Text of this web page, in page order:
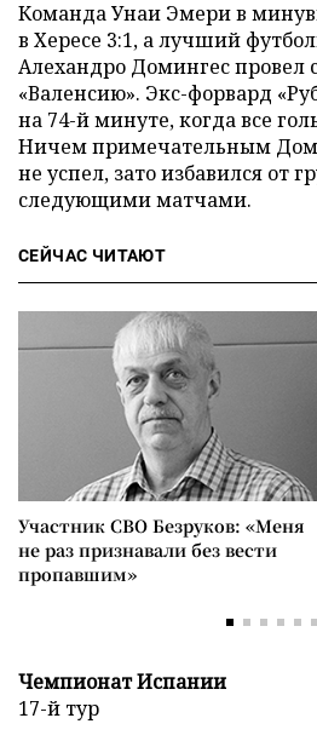
Команда Унаи Эмери в
в Хересе 3:1, а лучший
Алехандро Домингес провел
«Валенсию». Экс-форвард
на 74-й минуте, когда все
Ничем примечательным
не успел, зато избавился от
следующими матчами.
СЕЙЧАС ЧИТАЮТ
Участник СВО Безруков: «Меня
не раз признавали без вести
пропавшим»
Чемпионат Испании
17-й тур